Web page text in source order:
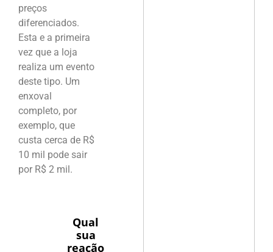
preços
diferenciados.
Esta e a primeira
vez que a loja
realiza um evento
deste tipo. Um
enxoval
completo, por
exemplo, que
custa cerca de R$
10 mil pode sair
por R$ 2 mil.
Qual
sua
reação